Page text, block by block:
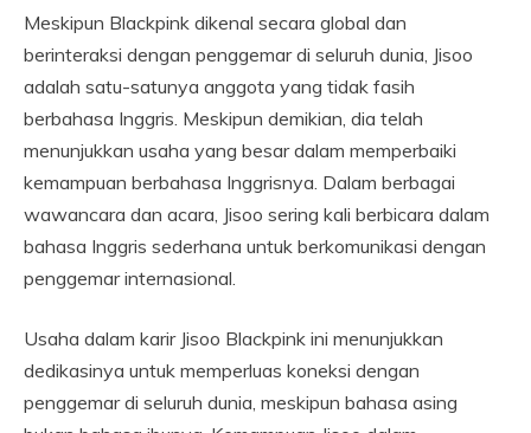
Meskipun Blackpink dikenal secara global dan
berinteraksi dengan penggemar di seluruh dunia, Jisoo
adalah satu-satunya anggota yang tidak fasih
berbahasa Inggris. Meskipun demikian, dia telah
menunjukkan usaha yang besar dalam memperbaiki
kemampuan berbahasa Inggrisnya. Dalam berbagai
wawancara dan acara, Jisoo sering kali berbicara dalam
bahasa Inggris sederhana untuk berkomunikasi dengan
penggemar internasional.
Usaha dalam karir Jisoo Blackpink ini menunjukkan
dedikasinya untuk memperluas koneksi dengan
penggemar di seluruh dunia, meskipun bahasa asing